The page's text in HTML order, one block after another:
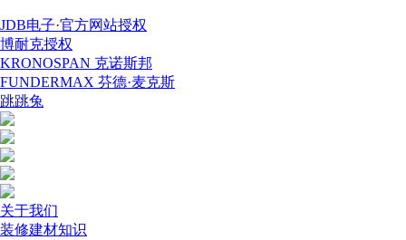
JDB电子·官方网站授权
博耐克授权
KRONOSPAN 克诺斯邦
FUNDERMAX 芬德·麦克斯
跳跳兔
关于我们
装修建材知识